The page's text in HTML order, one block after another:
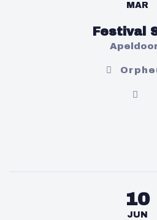
MAR
Festival
10
JUN